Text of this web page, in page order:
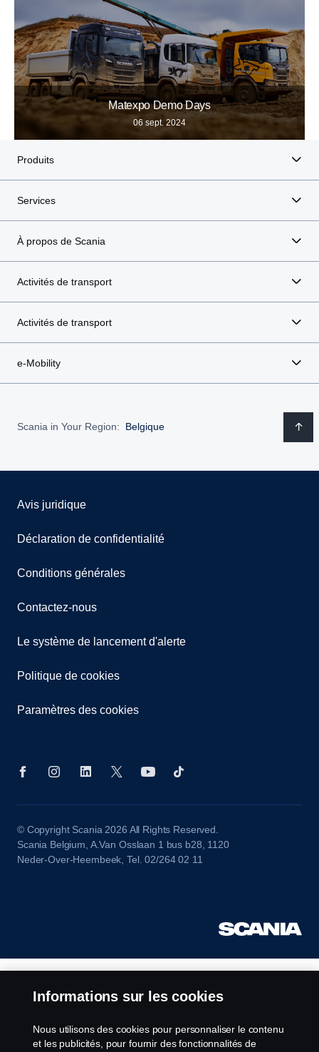
Matexpo Demo Days
06 sept. 2024
Produits
Services
À propos de Scania
Activités de transport
Activités de transport
e-Mobility
Scania in Your Region: Belgique
Avis juridique
Déclaration de confidentialité
Conditions générales
Contactez-nous
Le système de lancement d'alerte
Politique de cookies
Paramètres des cookies
© Copyright Scania 2026 All Rights Reserved.
Scania Belgium, A.Van Osslaan 1 bus b28, 1120
Neder-Over-Heembeek, Tel. 02/264 02 11
Informations sur les cookies
Nous utilisons des cookies pour personnaliser le contenu
et les publicités, pour fournir des fonctionnalités de